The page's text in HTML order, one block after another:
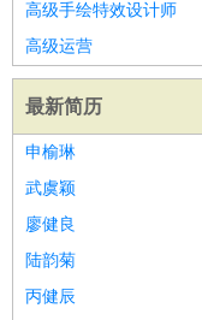
高级手绘特效设计师
高级运营
最新简历
申榆琳
武虞颖
廖健良
陆韵菊
丙健辰